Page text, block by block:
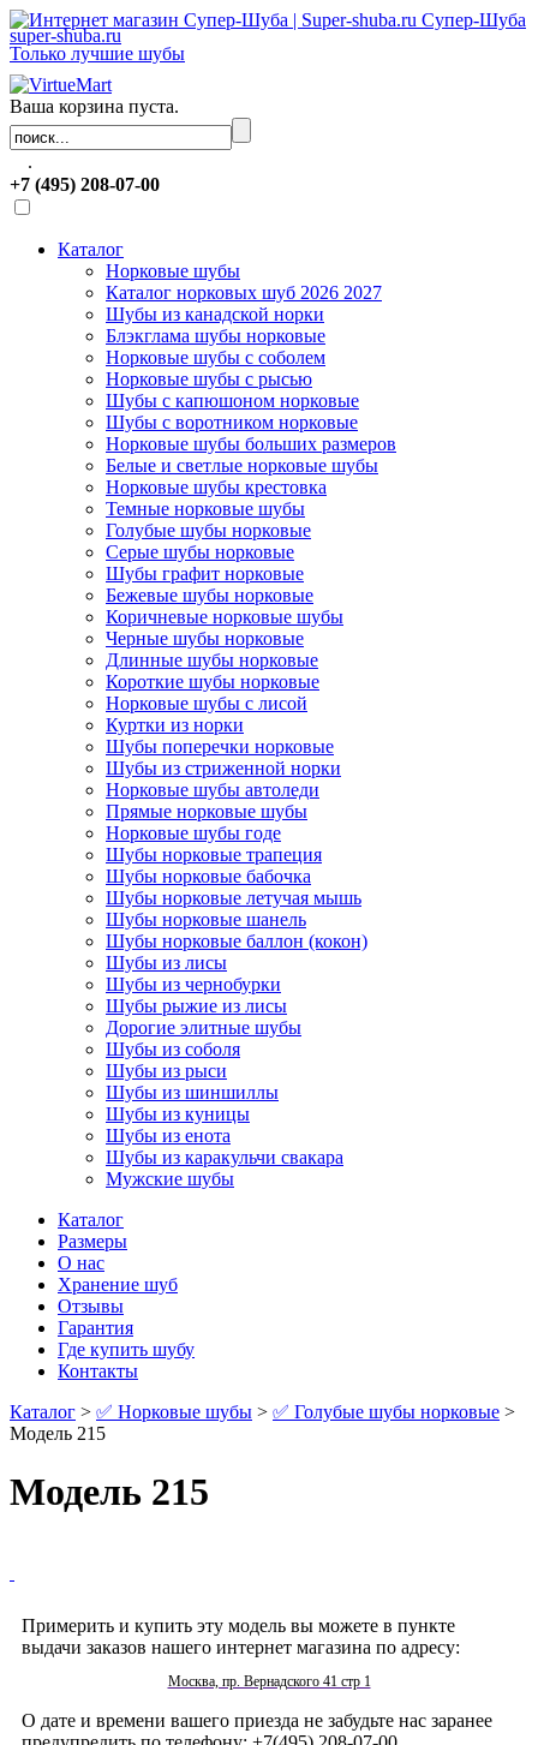
Супер-Шуба
super-shuba.ru
Только лучшие шубы
Ваша корзина пуста.
.
+7 (495) 208-07-00
Каталог
Норковые шубы
Каталог норковых шуб 2026 2027
Шубы из канадской норки
Блэкглама шубы норковые
Норковые шубы с соболем
Норковые шубы с рысью
Шубы с капюшоном норковые
Шубы с воротником норковые
Норковые шубы больших размеров
Белые и светлые норковые шубы
Норковые шубы крестовка
Темные норковые шубы
Голубые шубы норковые
Серые шубы норковые
Шубы графит норковые
Бежевые шубы норковые
Коричневые норковые шубы
Черные шубы норковые
Длинные шубы норковые
Короткие шубы норковые
Норковые шубы с лисой
Куртки из норки
Шубы поперечки норковые
Шубы из стриженной норки
Норковые шубы автоледи
Прямые норковые шубы
Норковые шубы годе
Шубы норковые трапеция
Шубы норковые бабочка
Шубы норковые летучая мышь
Шубы норковые шанель
Шубы норковые баллон (кокон)
Шубы из лисы
Шубы из чернобурки
Шубы рыжие из лисы
Дорогие элитные шубы
Шубы из соболя
Шубы из рыси
Шубы из шиншиллы
Шубы из куницы
Шубы из енота
Шубы из каракульчи свакара
Мужские шубы
Каталог
Размеры
О нас
Хранение шуб
Отзывы
Гарантия
Где купить шубу
Контакты
Каталог > ✅ Норковые шубы > ✅ Голубые шубы норковые >
Модель 215
Модель 215
Примерить и купить эту модель вы можете в пункте
выдачи заказов нашего интернет магазина по адресу:
Москва, пр. Вернадского 41 стр 1
О дате и времени вашего приезда не забудьте нас заранее